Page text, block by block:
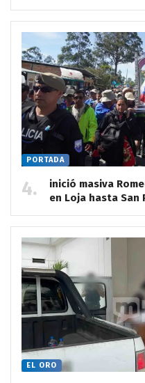
PORTADA
inició masiva
en Loja hasta San
EL ORO